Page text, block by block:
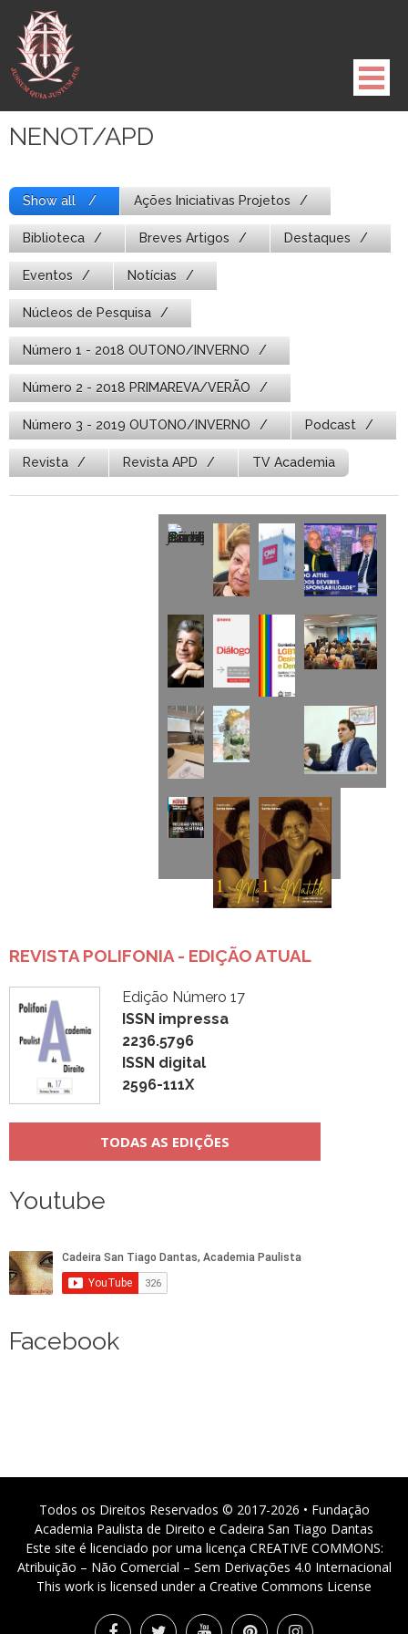
para
conteúdo
NENOT/APD
Show all Ações Iniciativas Projetos
Biblioteca Breves Artigos Destaques
Eventos Notícias
Núcleos de Pesquisa
Número 1 - 2018 OUTONO/INVERNO
Número 2 - 2018 PRIMAREVA/VERÃO
Número 3 - 2019 OUTONO/INVERNO Podcast
Revista Revista APD TV Academia
REVISTA POLIFONIA - EDIÇÃO ATUAL
Edição Número 17
ISSN impressa
2236.5796
ISSN digital
2596-111X
TODAS AS EDIÇÕES
Youtube
Facebook
Todos os Direitos Reservados © 2017-2026 • Fundação
Academia Paulista de Direito e Cadeira San Tiago Dantas
Este site é licenciado por uma licença CREATIVE COMMONS:
Atribuição – Não Comercial – Sem Derivações 4.0 Internacional
This work is licensed under a Creative Commons License